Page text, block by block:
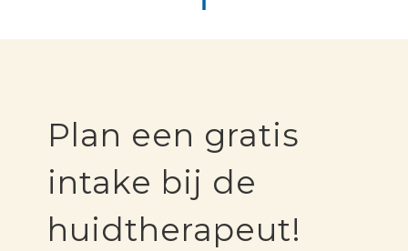
Plan een gratis
intake bij de
huidtherapeut!